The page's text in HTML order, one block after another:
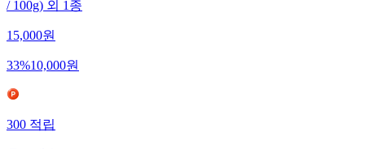
/ 100g) 외 1종
15,000원
33%10,000원
300적립